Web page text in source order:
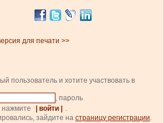
для печати >>
пользователь и хотите участвовать в
, пароль
нажмите
| войти |
.
зайдите на страницу регистрации.